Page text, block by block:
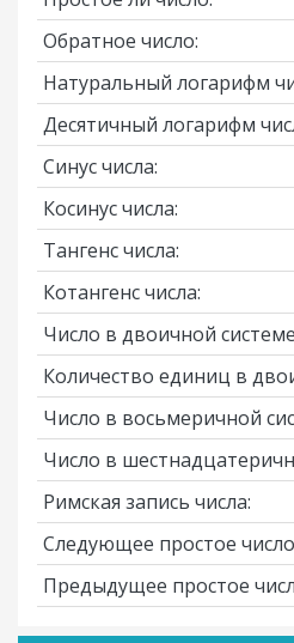
Обратное число:
Натуральный логарифм
Десятичный логарифм
Синус числа:
Косинус числа:
Тангенс числа:
Котангенс числа:
Число в двоичной
Количество единиц в
Число в восьмеричной
Число в
Римская запись числа:
Следующее простое
Предыдущее простое